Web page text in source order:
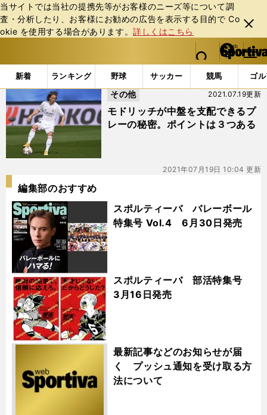
当サイトでは当社の提携先等がお客様のニーズ等について調
査・分析したり、お客様にお勧めの広告を表⽰する⽬的で Co
okie を使⽤する場合があります。詳しくはこちら
閉じ
る
web Sportiva (webスポルティーバ)
検索
マイペ
ー
ジ
メニュ
新着 ランキング 野球 サッカー 競馬 ゴ
b
ス
ル
テ
ィ
ー
バ
「#軸裏フリック」の最新ニュース・ 情報
モドリッチが中盤を支配できるプ
レーの秘密。ポイントは３つある
2021.07.19更新
その他
2021年07月19日 10:04 更新
編集部のおすすめ
スポルティーバ バレーボール
特集号 Vol.4 6月30日発売
スポルティーバ 部活特集号
3月16日発売
最新記事などのお知らせが届
く プッシュ通知を受け取る方
法について